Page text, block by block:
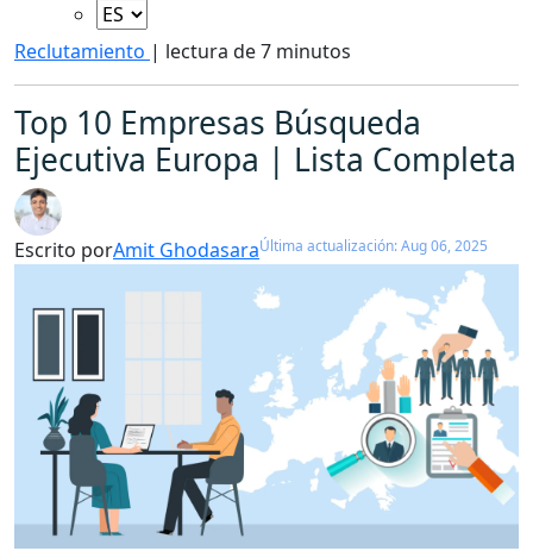
Reclutamiento | lectura de 7 minutos
Top 10 Empresas Búsqueda
Ejecutiva Europa | Lista Completa
Escrito porAmit GhodasaraÚltima actualización: Aug 06, 2025